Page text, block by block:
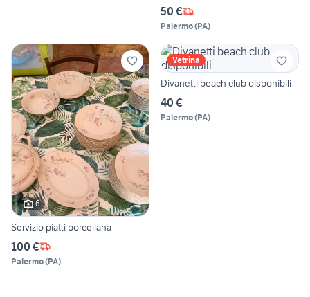
50 €
Palermo(PA)
6
Servizio piatti porcellana
100 €
Palermo(PA)
Vetrina
Divanetti beach club disponibili
40 €
Palermo(PA)